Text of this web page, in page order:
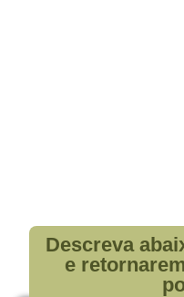
Descreva
e